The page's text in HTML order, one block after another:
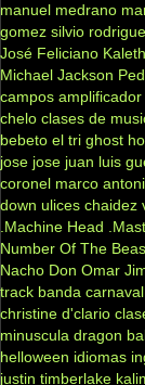
manuel medrano
gomez silvio
José Feliciano
Michael Jackson
campos amplificador
chelo clases de
bebeto el tri ghost
jose jose juan luis
coronel marco
down ulices chaidez
.Machine Head
Number Of The
Nacho Don Omar
track banda carnaval
christine d'clario
minuscula dragon
helloween idiomas
justin timberlake